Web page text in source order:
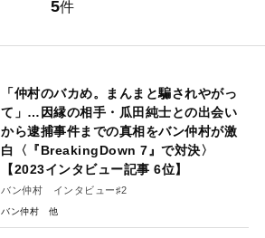
5件
「仲村のバカめ。まんまと騙されやがっ
て」…因縁の相手・瓜田純士との出会い
から逮捕事件までの真相をバン仲村が激
白〈『BreakingDown 7』で対決〉
【2023インタビュー記事 6位】
バン仲村 インタビュー♯2
バン仲村